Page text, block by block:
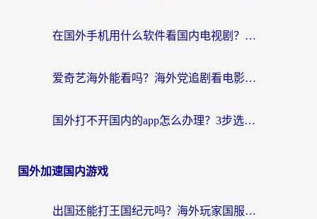
在国外手机用什么软件看国内电视剧？海外党亲测的实用指南
爱奇艺海外能看吗？海外党追剧看电影的终极回国加速器指南
国外打不开国内的app怎么办理？3步选对加速器，刷剧办业务都不愁
国外加速国内游戏
出国还能打王国纪元吗？海外玩家国服游戏畅玩终极指南